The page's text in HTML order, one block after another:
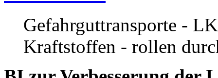
Gefahrguttransporte -
Kraftstoffen - rollen